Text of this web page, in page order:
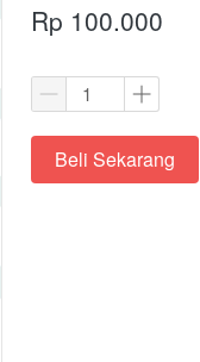
Rp 100.000
`Beli Sekarang